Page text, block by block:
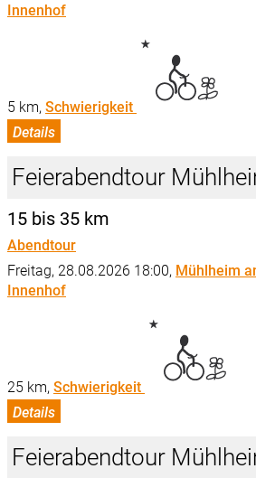
Innenhof
5 km, Schwierigkeit
Details
Feierabendtour
15 bis 35 km
Abendtour
Freitag, 28.08.2026 18:00, Mühlheim
Innenhof
25 km, Schwierigkeit
Details
Feierabendtour